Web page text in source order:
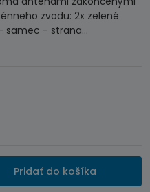
zvodu: 2x zelené
samec - strana…
Pridať do košíka